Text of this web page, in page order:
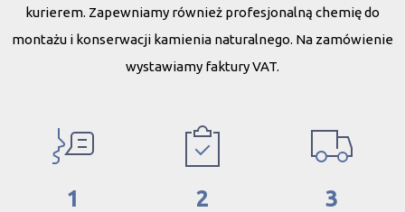
kurierem. Zapewniamy również profesjonalną chemię do
montażu i konserwacji kamienia naturalnego. Na zamówienie
wystawiamy faktury VAT.
1 2 3